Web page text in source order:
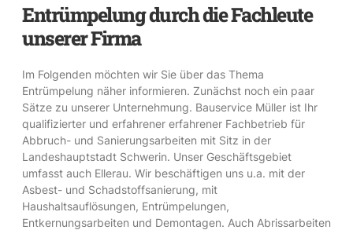
Entrümpelung durch die Fachleute
unserer Firma
Im Folgenden möchten wir Sie über das Thema
Entrümpelung näher informieren. Zunächst noch ein paar
Sätze zu unserer Unternehmung. Bauservice Müller ist Ihr
qualifizierter und erfahrener erfahrener Fachbetrieb für
Abbruch- und Sanierungsarbeiten mit Sitz in der
Landeshauptstadt Schwerin. Unser Geschäftsgebiet
umfasst auch Ellerau. Wir beschäftigen uns u.a. mit der
Asbest- und Schadstoffsanierung, mit
Haushaltsauflösungen, Entrümpelungen,
Entkernungsarbeiten und Demontagen. Auch Abrissarbeiten